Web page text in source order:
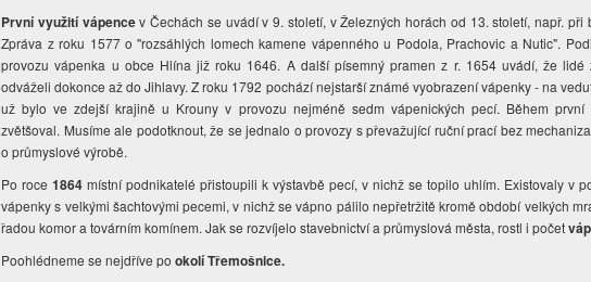
První využití vápencev Čechách se uvádí v 9. století, v Železných horách od 13. století, např.
Zpráva z roku 1577 o "rozsáhlých lomech kamene vápenného u Podola, Prachovic a Nutic".
provozu vápenka u obce Hlína již roku 1646. A další písemný pramen z r. 1654 uvádí, že lidé
odváželi dokonce až do Jihlavy. Z roku 1792 pochází nejstarší známé vyobrazení vápenky - na
už bylo ve zdejší krajině u Krouny v provozu nejméně sedm vápenických pecí. Během
zvětšoval. Musíme ale podotknout, že se jednalo o provozy s převažující ruční prací bez
o průmyslové výrobě.
Po roce1864 místní podnikatelé přistoupili k výstavbě pecí, v nichž se topilo uhlím. Existovaly v
vápenky s velkými šachtovými pecemi, v nichž se vápno pálilo nepřetržitě kromě období velkých
řadou komor a továrním komínem. Jak se rozvíjelo stavebnictví a průmyslová města, rostl i počet
Poohlédneme se nejdříve pookolí Třemošnice.